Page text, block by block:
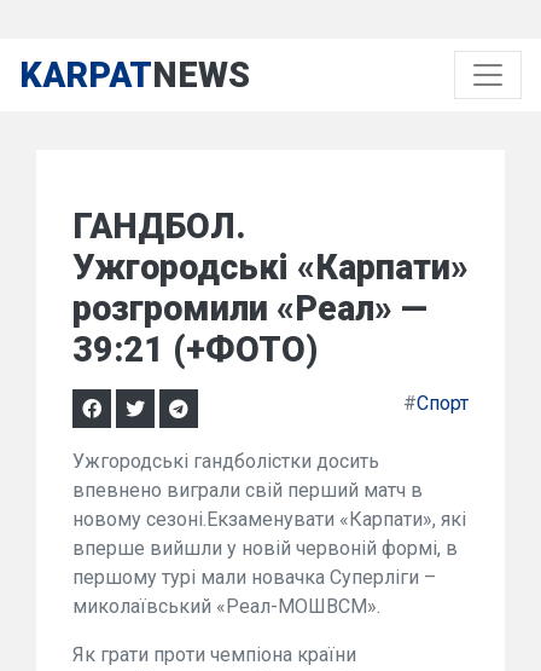
KARPATNEWS
ГАНДБОЛ.
Ужгородські «Карпати»
розгромили «Реал» —
39:21 (+ФОТО)
#Спорт
Ужгородські гандболістки досить
впевнено виграли свій перший матч в
новому сезоні.Екзаменувати «Карпати», які
вперше вийшли у новій червоній формі, в
першому турі мали новачка Суперліги –
миколаївський «Реал-МОШВСМ».
Як грати проти чемпіона країни